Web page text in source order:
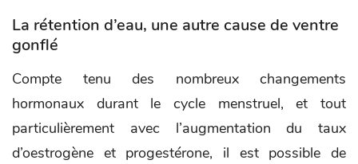
La rétention d’eau, une autre cause de ventre
gonflé
Compte tenu des nombreux changements
hormonaux durant le cycle menstruel, et tout
particulièrement avec l’augmentation du taux
d’oestrogène et progestérone, il est possible de